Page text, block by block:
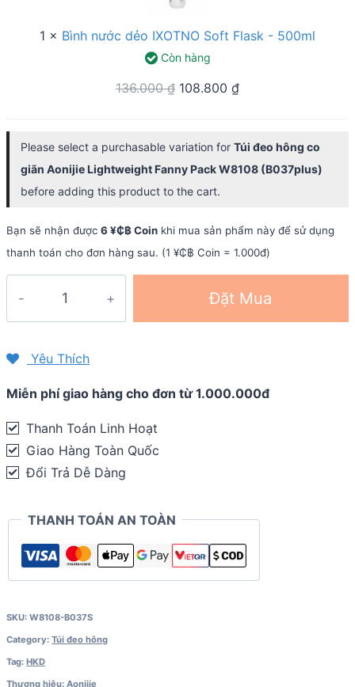
Flask
-
500ml
1 × Bình nước dẻo IXOTNO Soft Flask - 500ml
Còn hàng
136.000₫ Original
136.000 ₫.
108.800 ₫Current
108.800 ₫.
Please select a purchasable variation for Túi đeo hông co
giãn Aonijie Lightweight Fanny Pack W8108 (B037plus)
before adding this product to the cart.
Bạn sẽ nhận được 6 ¥₵฿ Coin khi mua sản phẩm này để sử dụng
thanh toán cho đơn hàng sau. (1 ¥₵฿ Coin = 1.000đ)
co
Aonijie
Lightweight
Fanny
Pack
quantity
Đặt Mua
Yêu Thích
Miễn phí giao hàng cho đơn từ 1.000.000đ
Thanh Toán Linh Hoạt
Giao Hàng Toàn Quốc
Đổi Trả Dễ Dàng
THANH TOÁN AN TOÀN
SKU: W8108-B037S
Category: Túi đeo hông
Tag: HKD
Thương hiệu: Aonijie